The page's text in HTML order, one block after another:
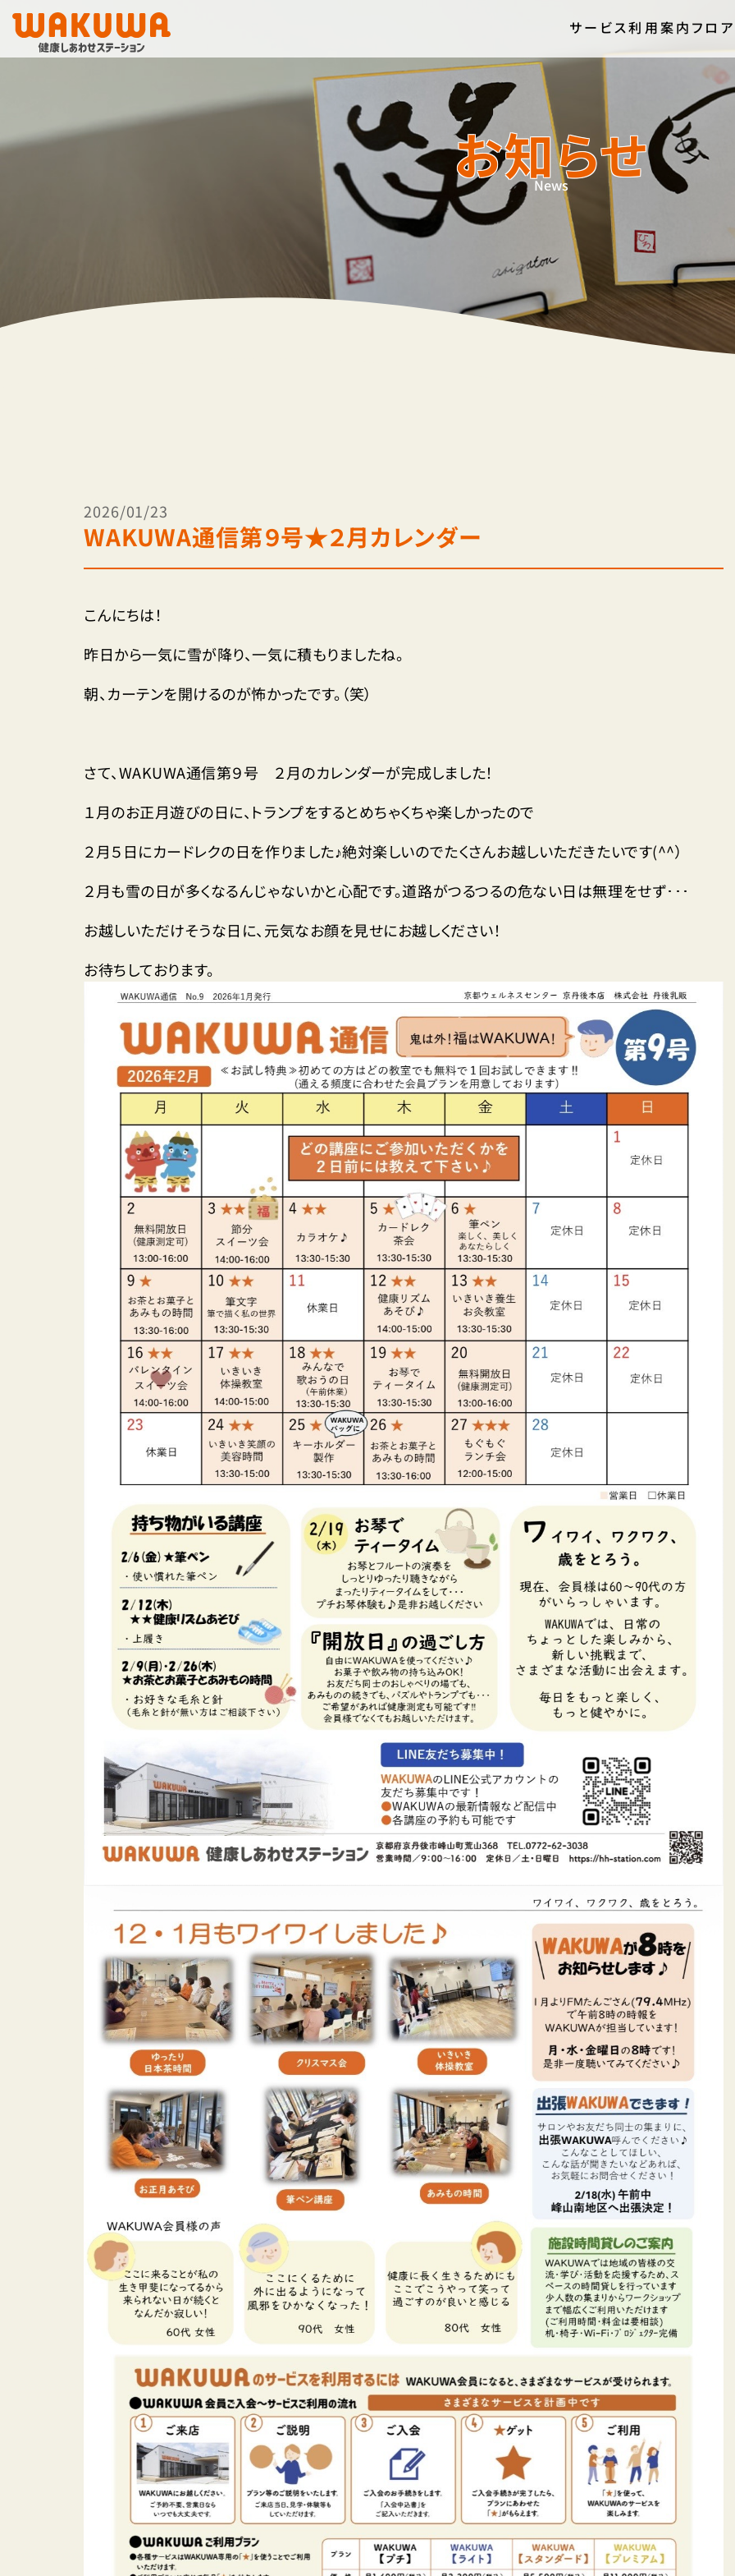
お知らせ
News
サービス利用案内 フロ
サービス
利用案内
フロアガイド
お知らせ
企業案内
採用情報
お問い合わせ
0772-62-3038
2026/01/23
WAKUWA通信第９号★２月カレンダー
こんにちは！
昨日から一気に雪が降り、一気に積もりましたね。
朝、カーテンを開けるのが怖かったです。（笑）
さて、WAKUWA通信第９号 ２月のカレンダーが完成しました！
１月のお正月遊びの日に、トランプをするとめちゃくちゃ楽しかったので
２月５日にカードレクの日を作りました♪絶対楽しいのでたくさんお越しいただきたいです(^^）
２月も雪の日が多くなるんじゃないかと心配です。道路がつるつるの危ない日は無理をせず･･･
お越しいただけそうな日に、元気なお顔を見せにお越しください！
お待ちしております。